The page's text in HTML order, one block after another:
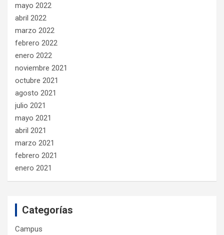
mayo 2022
abril 2022
marzo 2022
febrero 2022
enero 2022
noviembre 2021
octubre 2021
agosto 2021
julio 2021
mayo 2021
abril 2021
marzo 2021
febrero 2021
enero 2021
Categorías
Campus